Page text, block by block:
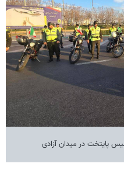
پایتخت در میدان آزادی